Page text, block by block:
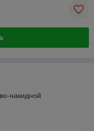
накидной